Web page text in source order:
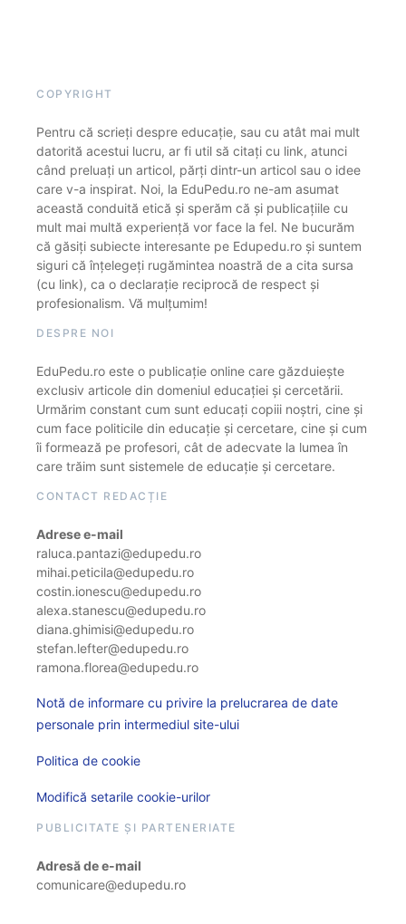
COPYRIGHT
Pentru că scrieți despre educație, sau cu atât mai mult
datorită acestui lucru, ar fi util să citați cu link, atunci
când preluați un articol, părți dintr-un articol sau o idee
care v-a inspirat. Noi, la EduPedu.ro ne-am asumat
această conduită etică și sperăm că și publicațiile cu
mult mai multă experiență vor face la fel. Ne bucurăm
că găsiți subiecte interesante pe Edupedu.ro și suntem
siguri că înțelegeți rugămintea noastră de a cita sursa
(cu link), ca o declarație reciprocă de respect și
profesionalism. Vă mulțumim!
DESPRE NOI
EduPedu.ro este o publicație online care găzduiește
exclusiv articole din domeniul educației și cercetării.
Urmărim constant cum sunt educați copiii noștri, cine și
cum face politicile din educație și cercetare, cine și cum
îi formează pe profesori, cât de adecvate la lumea în
care trăim sunt sistemele de educație și cercetare.
CONTACT REDACȚIE
Adrese e-mail
raluca.pantazi@edupedu.ro
mihai.peticila@edupedu.ro
costin.ionescu@edupedu.ro
alexa.stanescu@edupedu.ro
diana.ghimisi@edupedu.ro
stefan.lefter@edupedu.ro
ramona.florea@edupedu.ro
Notă de informare cu privire la prelucrarea de date
personale prin intermediul site-ului
Politica de cookie
Modifică setarile cookie-urilor
PUBLICITATE ȘI PARTENERIATE
Adresă de e-mail
comunicare@edupedu.ro